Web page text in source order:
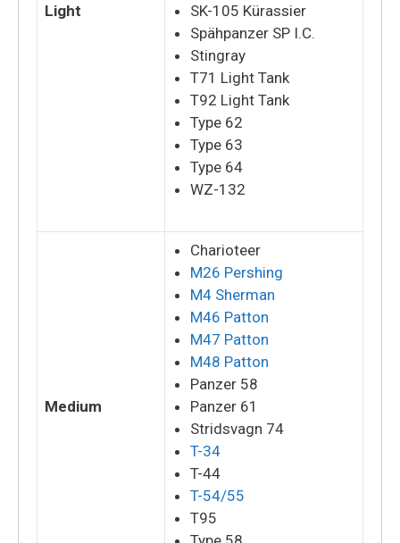
Light
SK-105 Kürassier
Spähpanzer SP I.C.
Stingray
T71 Light Tank
T92 Light Tank
Type 62
Type 63
Type 64
WZ-132
Medium
Charioteer
M26 Pershing
M4 Sherman
M46 Patton
M47 Patton
M48 Patton
Panzer 58
Panzer 61
Stridsvagn 74
T-34
T-44
T-54/55
T95